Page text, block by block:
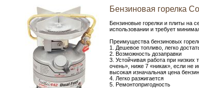
Бензиновая горелка
Бензиновые горелки и плиты на
использовании и требует
Преимущества бензиновых
1. Дешевое топливо, легко
2. Возможность дозаправки
3. Устойчивая работа при низких
очень», ниже 7 «никак», если не
высокая изначальная цена
4. Легко разжигается
5. Ремонтопригодность